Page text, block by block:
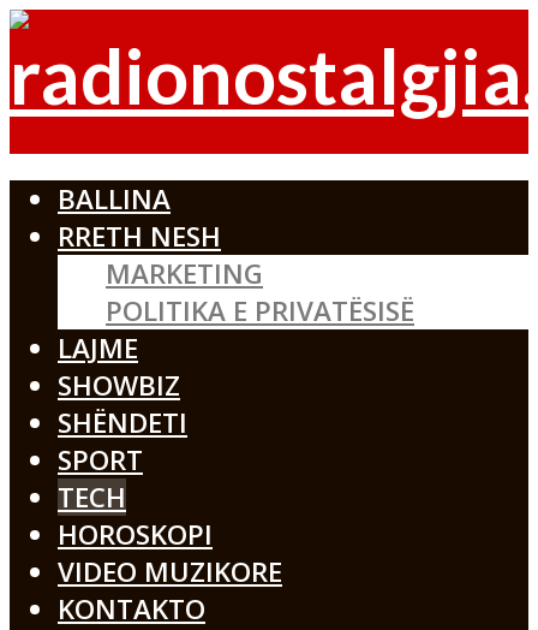
BALLINA
RRETH NESH
MARKETING
POLITIKA E PRIVATËSISË
LAJME
SHOWBIZ
SHËNDETI
SPORT
TECH
HOROSKOPI
VIDEO MUZIKORE
KONTAKTO